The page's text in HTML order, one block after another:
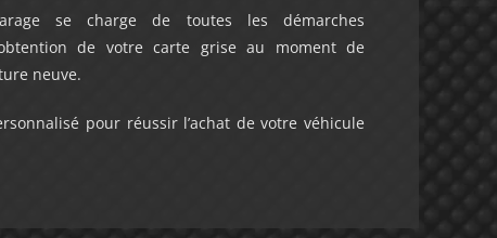
se charge de toutes les démarches
de votre carte grise au moment de
neuve.
pour réussir l’achat de votre véhicule